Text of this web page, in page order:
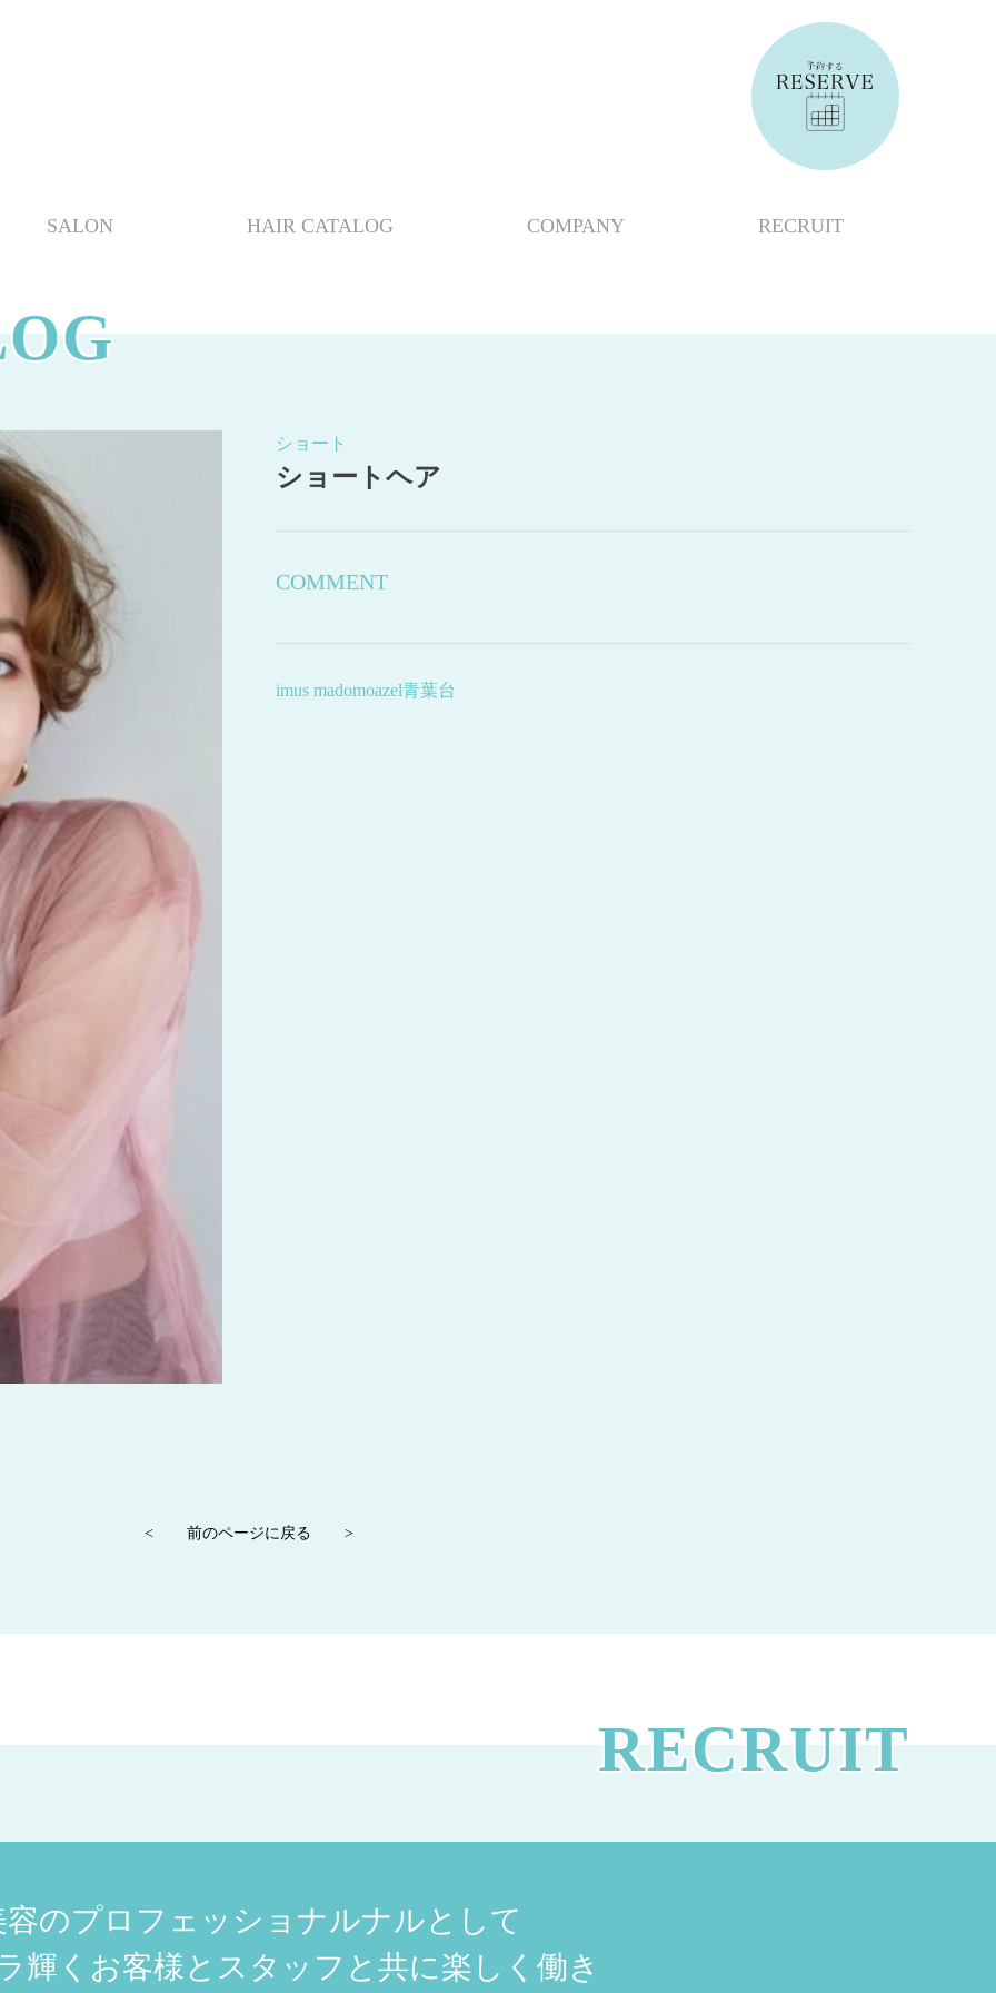
SALON HAIR CATALOG COMPANY RECRUIT
ショート
ショートヘア
COMMENT
imus madomoazel青葉台
< 前のページに戻る >
RECRUIT
容のプロフェッショナルナルとして
輝くお客様とスタッフと共に楽しく働き